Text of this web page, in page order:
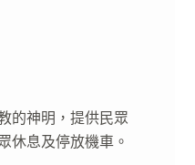
的神明，提供民眾
休息及停放機車。